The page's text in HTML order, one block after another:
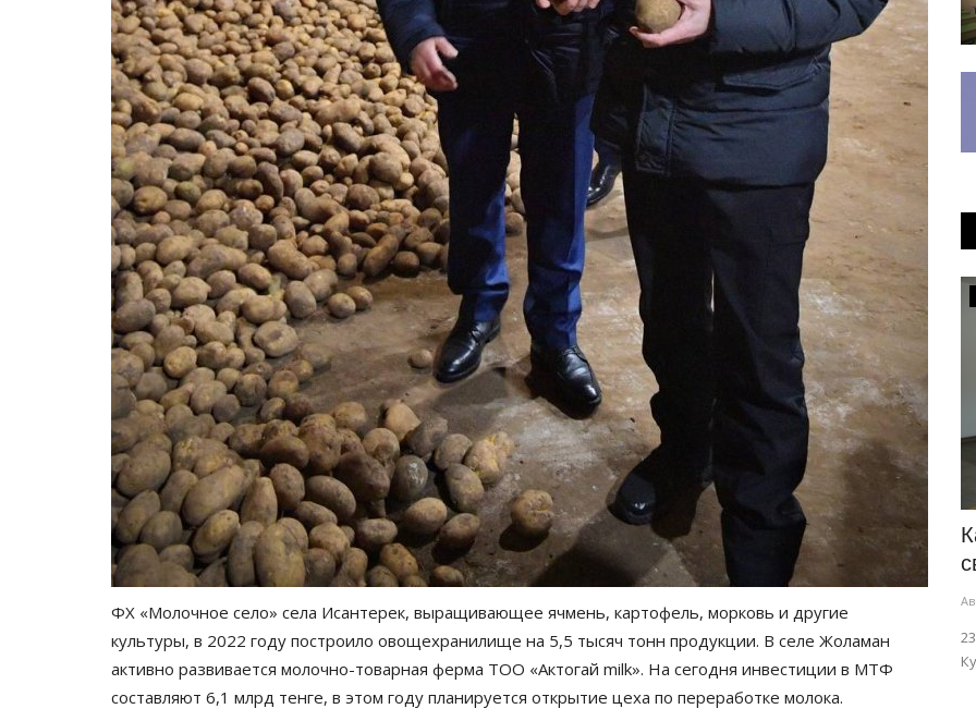
ФХ «Молочное село» села Исантерек, выращивающее ячмень, картофель, морковь и другие
культуры, в 2022 году построило овощехранилище на 5,5 тысяч тонн продукции. В селе Жоламан
активно развивается молочно-товарная ферма ТОО «Актогай milk». На сегодня инвестиции в МТФ
составляют 6,1 млрд тенге, в этом году планируется открытие цеха по переработке молока.
Хоккей
«Иртыш» победой попрощался с
родными болельщиками
Хоккейный клуб «Иртыш» завершил домашнюю часть
чемпионата Казахстана на мажорной...
Инфраструктура
Многодетные экибастузцы станут
приоритетными жильцами в...
Строительство объекта находится на завершающей
стадии.